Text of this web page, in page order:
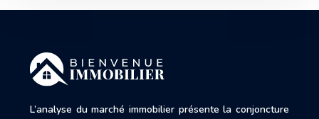
L’analyse du marché immobilier présente la conjoncture